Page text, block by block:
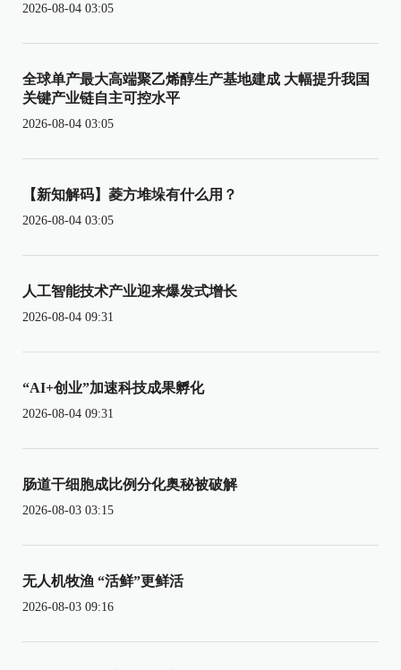
2026-08-04 03:05
全球单产最大高端聚乙烯醇生产基地建成 大幅提升我国
关键产业链自主可控水平
2026-08-04 03:05
【新知解码】菱方堆垛有什么用？
2026-08-04 03:05
人工智能技术产业迎来爆发式增长
2026-08-04 09:31
“AI+创业”加速科技成果孵化
2026-08-04 09:31
肠道干细胞成比例分化奥秘被破解
2026-08-03 03:15
无人机牧渔 “活鲜”更鲜活
2026-08-03 09:16